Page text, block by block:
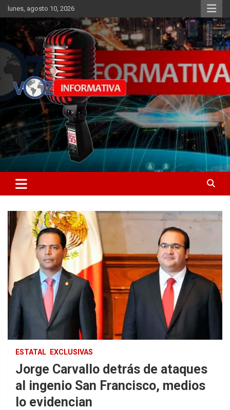
Skip
to
content
lunes, agosto 10, 2026
ncstv.info
Libertad informativa
ESTATAL EXCLUSIVAS
Jorge Carvallo detrás de ataques
al ingenio San Francisco, medios
lo evidencian